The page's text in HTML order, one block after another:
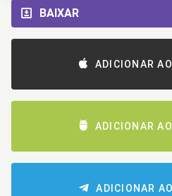
BAIXAR
ADICIONAR
ADICIONAR
ADICIONAR